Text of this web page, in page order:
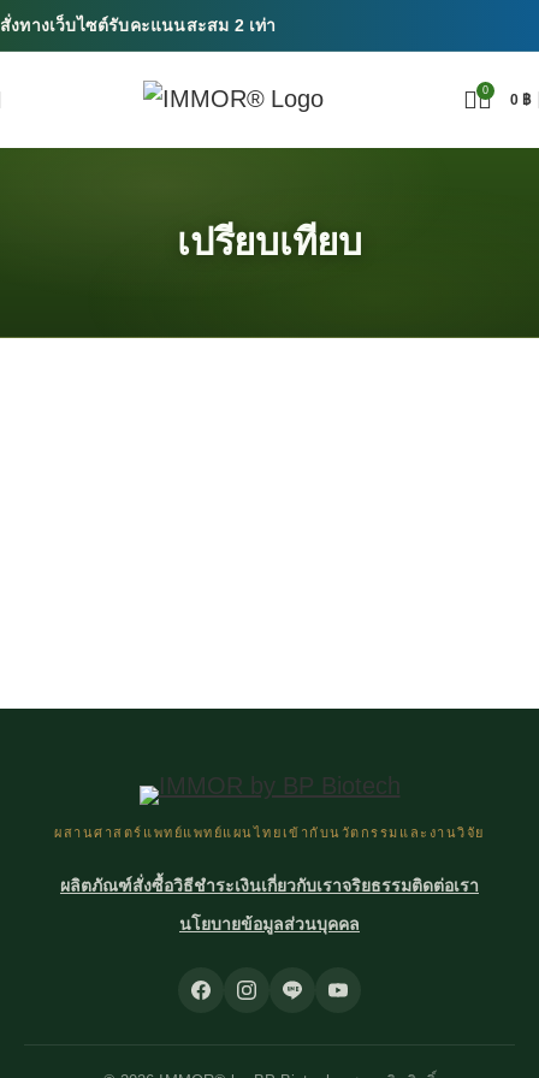
สั่งทางเว็บไซต์รับคะแนนสะสม 2 เท่า
0
0 ฿
เปรียบเทียบ
ผสานศาสตร์แพทย์แพทย์แผนไทยเข้ากับนวัตกรรมและงานวิจัย
ผลิตภัณฑ์สั่งซื้อวิธีชำระเงินเกี่ยวกับเราจริยธรรมติดต่อเรา
นโยบายข้อมูลส่วนบุคคล